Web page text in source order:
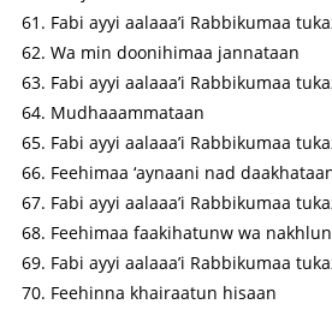
Fabi ayyi aalaaa’i Rabbikumaa
Wa min doonihimaa jannataan
Fabi ayyi aalaaa’i Rabbikumaa
Mudhaaammataan
Fabi ayyi aalaaa’i Rabbikumaa
Feehimaa ‘aynaani nad
Fabi ayyi aalaaa’i Rabbikumaa
Feehimaa faakihatunw wa
Fabi ayyi aalaaa’i Rabbikumaa
Feehinna khairaatun hisaan